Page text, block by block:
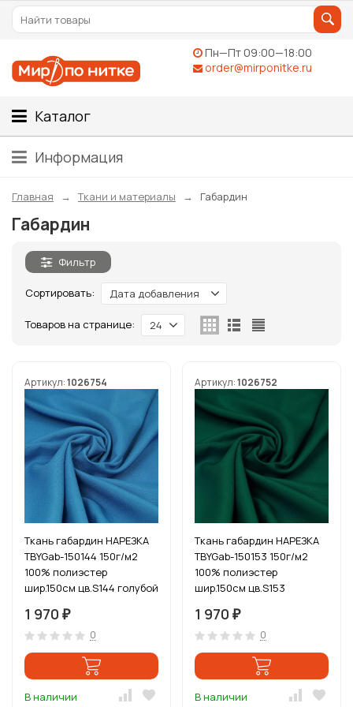
Пн—Пт 09:00—18:00
order@mirponitke.ru
Каталог
Информация
Главная Ткани и материалы Габардин
Габардин
Фильтр
Сортировать: Дата добавления
Товаров на странице: 24
Артикул:1026754
Ткань габардин НАРЕЗКА
TBYGab-150144 150г/м2
100% полиэстер
шир.150см цв.S144 голубой
1 970 ₽
0
В наличии
Артикул:1026752
Ткань габардин НАРЕЗКА
TBYGab-150153 150г/м2
100% полиэстер
шир.150см цв.S153
1 970 ₽
0
В наличии